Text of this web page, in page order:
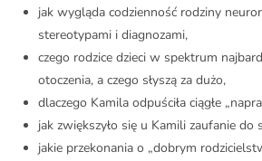
jak wygląda codzienność rodziny
stereotypami i diagnozami,
czego rodzice dzieci w spektrum
otoczenia, a czego słyszą za dużo,
dlaczego Kamila odpuściła ciągłe
jak zwiększyło się u Kamili zaufanie do
jakie przekonania o „dobrym